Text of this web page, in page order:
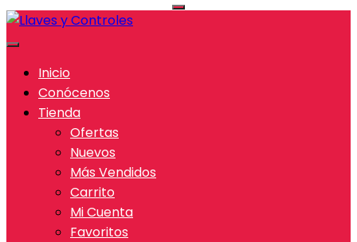
Inicio
Conócenos
Tienda
Ofertas
Nuevos
Más Vendidos
Carrito
Mi Cuenta
Favoritos